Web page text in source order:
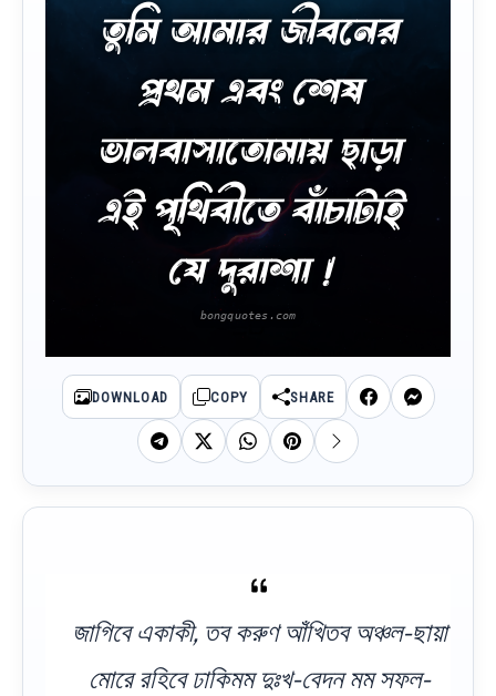
তুমি আমার জীবনের
প্রথম এবং শেষ
ভালবাসাতোমায় ছাড়া
এই পৃথিবীতে বাঁচাটাই
যে দুরাশা !
DOWNLOAD COPY SHARE
জাগিবে একাকী, তব করুণ আঁখিতব অঞ্চল-ছায়া
মোরে রহিবে ঢাকিমম দুঃখ-বেদন মম সফল-